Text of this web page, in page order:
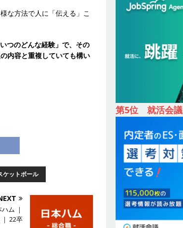
会 】 世界最大級の金融サー
｜ 賞与年4回・年間休日120
高1,138億円 ｜ プライム上場
インターンあり 】 東京勤務
企業 ｜ 土地仕入れから物件
｜ スタンダード上場 ｜ 明
パート・マンションの管理を
日祝完全休み ｜ スタンダー
な方法で人に「伝える」こ
つのどんな経験」で、その
内容と重複していても構い
ケットボール
ム ｜
22卒
第5位 就活会議